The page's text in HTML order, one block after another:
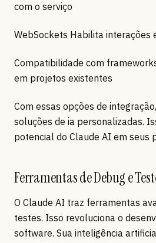
com o serviço
WebSockets Habilita interações
Compatibilidade com
em projetos existentes
Com essas opções de
soluções de ia personalizadas.
potencial do Claude AI em seus
Ferramentas de Debug e
O Claude AI traz ferramentas
testes. Isso revoluciona o
software. Sua inteligência